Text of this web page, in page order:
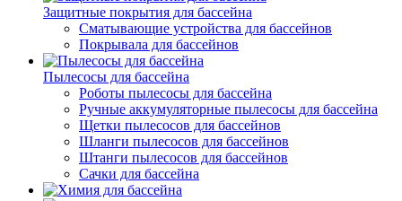
Защитные покрытия для бассейна
Сматывающие устройства для бассейнов
Покрывала для бассейнов
Пылесосы для бассейна
Роботы пылесосы для бассейна
Ручные аккумуляторные пылесосы для бассейна
Щетки пылесосов для бассейнов
Шланги пылесосов для бассейнов
Штанги пылесосов для бассейнов
Сачки для бассейна